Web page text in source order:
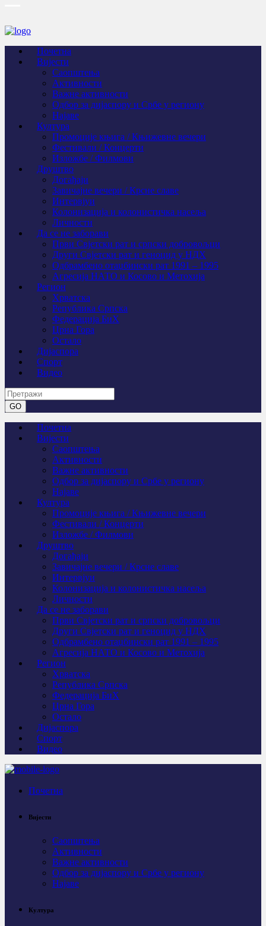
Почетна
Вијести
Саопштења
Активности
Важне активности
Одбор за дијаспору и Србе у региону
Најаве
Култура
Промоције књига / Књижевне вечери
Фестивали / Концерти
Изложбе / Филмови
Друштво
Догађаји
Завичајне вечери / Крсне славе
Интервјуи
Колонизација и колонистичка насеља
Личности
Да се не заборави
Први Свјeтски рат и српски добровољци
Други Свјетски рат и геноцид у НДХ
Одбрамбено отаџбински рат 1991 – 1995
Агресија НАТО и Косово и Метохија
Регион
Хрватска
Република Српска
Федерација БиХ
Црна Гора
Остало
Дијаспора
Спорт
Видео
Почетна
Вијести
Саопштења
Активности
Важне активности
Одбор за дијаспору и Србе у региону
Најаве
Култура
Промоције књига / Књижевне вечери
Фестивали / Концерти
Изложбе / Филмови
Друштво
Догађаји
Завичајне вечери / Крсне славе
Интервјуи
Колонизација и колонистичка насеља
Личности
Да се не заборави
Први Свјeтски рат и српски добровољци
Други Свјетски рат и геноцид у НДХ
Одбрамбено отаџбински рат 1991 – 1995
Агресија НАТО и Косово и Метохија
Регион
Хрватска
Република Српска
Федерација БиХ
Црна Гора
Остало
Дијаспора
Спорт
Видео
Почетна
Вијести
Саопштења
Активности
Важне активности
Одбор за дијаспору и Србе у региону
Најаве
Култура